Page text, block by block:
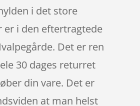
i det store
er i den eftertragtede
Det er ren
30 dages returret
din vare. Det er
at man helst